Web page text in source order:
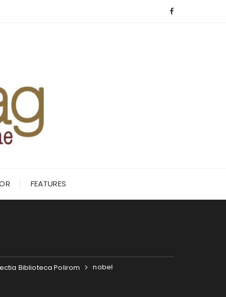
FEATURES
Biblioteca Polirom nobel